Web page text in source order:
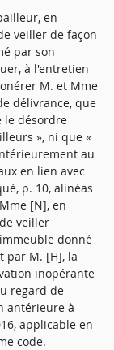
en
veiller de façon
par son
à l'entretien
M. et Mme
délivrance, que
le désordre
», ni que «
au
en lien avec
p. 10, alinéas
[N], en
veiller
donné
par M. [H], la
inopérante
regard de
antérieure à
applicable en
code.